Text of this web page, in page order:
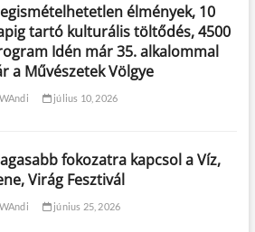
élmények, 10
tartó kulturális töltődés, 4500
Idén már 35. alkalommal
a Művészetek Völgye
WAndi július 10, 2026
fokozatra kapcsol a Víz,
Virág Fesztivál
WAndi június 25, 2026